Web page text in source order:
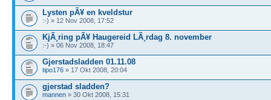
Lysten pÃ¥ en kveldstur
:-) » 12 Nov 2008, 17:52
KjÃ¸ring pÃ¥ Haugereid LÃ¸rdag 8. november
:-) » 06 Nov 2008, 18:47
Gjerstadsladden 01.11.08
tipo176 » 17 Okt 2008, 20:04
gjerstad sladden?
mannen » 30 Okt 2008, 15:31